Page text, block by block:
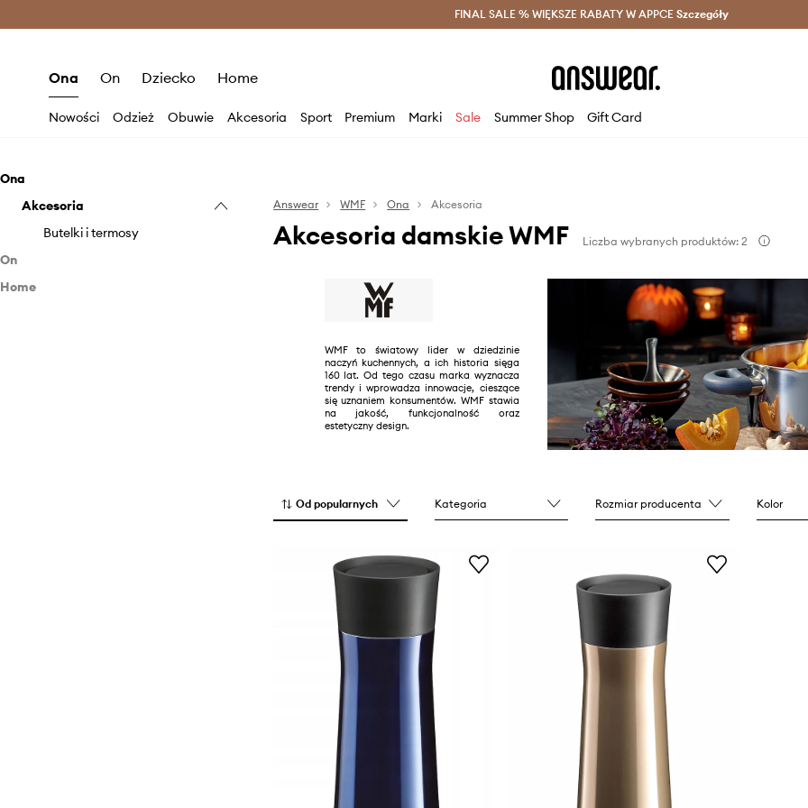
Oszczędzaj z Answear Club > Dostawa nawet w 24h >
FINAL SALE % WIĘKSZE RABATY W APPCE Szczegóły
Ona On Dziecko Home
Nowości Odzież Obuwie Akcesoria Sport Premium Marki Sale Summer Shop Gift Card
Ona
Akcesoria
Butelki i termosy
On
Akcesoria
Home
Answear WMF Ona Akcesoria
Akcesoria damskie WMF Liczba wybranych produktów: 2
WMF to światowy lider w dziedzinie
naczyń kuchennych, a ich historia sięga
160 lat. Od tego czasu marka wyznacza
trendy i wprowadza innowacje, cieszące
się uznaniem konsumentów. WMF stawia
na jakość, funkcjonalność oraz
estetyczny design.
Od popularnych Kategoria Rozmiar producenta Kolor